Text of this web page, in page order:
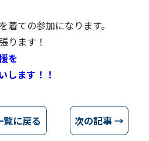
ての参加になります。
ります！
を
します！！
覧に戻る 次の記事 →